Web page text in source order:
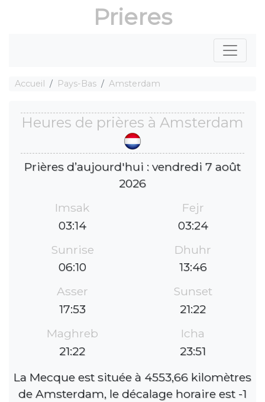
Prieres
Accueil Pays-Bas Amsterdam
Heures de prières à Amsterdam
Prières d’aujourd'hui : vendredi 7 août
2026
Imsak
03:14
Fejr
03:24
Sunrise
06:10
Dhuhr
13:46
Asser
17:53
Sunset
21:22
Maghreb
21:22
Icha
23:51
La Mecque est située à 4553,66 kilomètres
de Amsterdam, le décalage horaire est -1